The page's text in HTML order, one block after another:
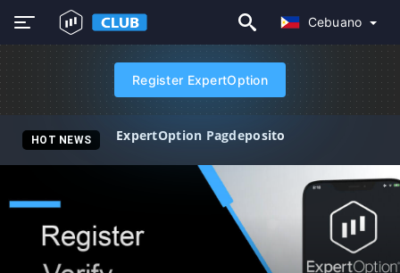
Cebuano
Register ExpertOption
HOT NEWS ExpertOption Pagdeposito